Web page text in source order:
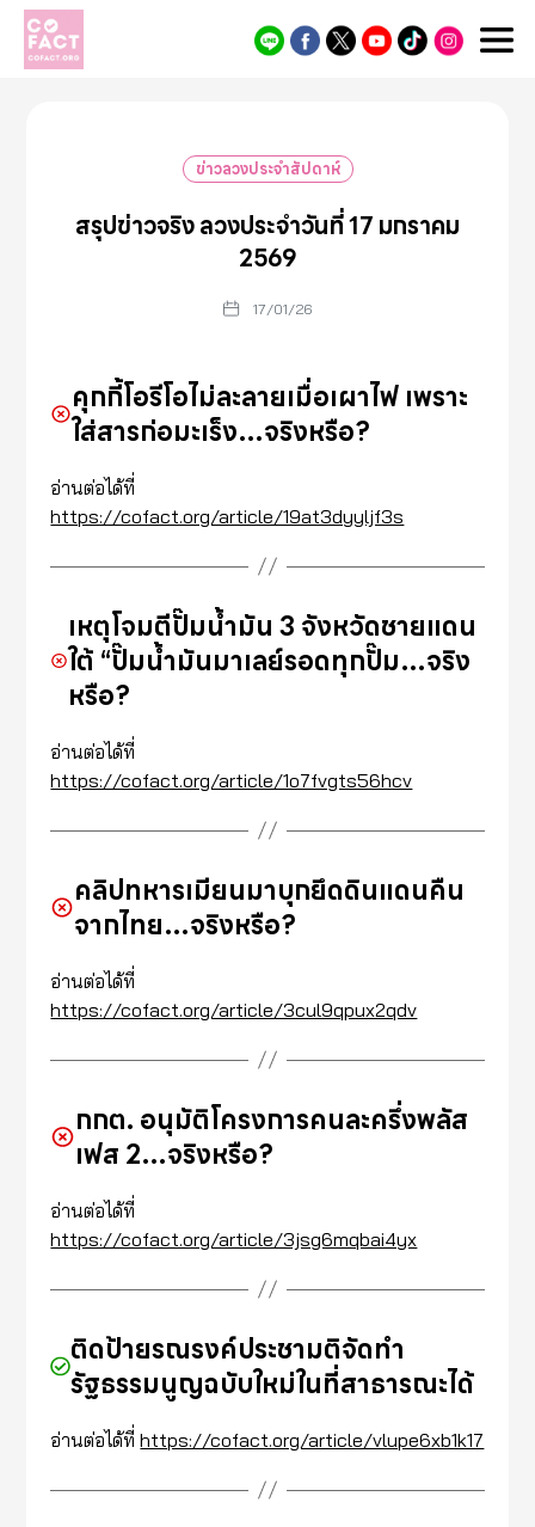
Cofact
ข่าวลวงประจำสัปดาห์
สรุปข่าวจริง ลวงประจำวันที่ 17 มกราคม
2569
17/01/26
คุกกี้โอรีโอไม่ละลายเมื่อเผาไฟ เพราะ
ใส่สารก่อมะเร็ง…จริงหรือ?
อ่านต่อได้ที่
https://cofact.org/article/19at3dyyljf3s
เหตุโจมตีปั๊มน้ำมัน 3 จังหวัดชายแดน
ใต้ “ปั๊มน้ำมันมาเลย์รอดทุกปั๊ม…จริง
หรือ?
อ่านต่อได้ที่
https://cofact.org/article/1o7fvgts56hcv
คลิปทหารเมียนมาบุกยึดดินแดนคืน
จากไทย…จริงหรือ?
อ่านต่อได้ที่
https://cofact.org/article/3cul9qpux2qdv
กกต. อนุมัติโครงการคนละครึ่งพลัส
เฟส 2…จริงหรือ?
อ่านต่อได้ที่
https://cofact.org/article/3jsg6mqbai4yx
ติดป้ายรณรงค์ประชามติจัดทำ
รัฐธรรมนูญฉบับใหม่ในที่สาธารณะได้
อ่านต่อได้ที่https://cofact.org/article/vlupe6xb1k17